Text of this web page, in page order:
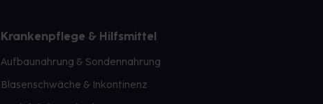
Krankenpflege & Hilfsmittel
Aufbaunahrung & Sondennahrung
Blasenschwäche & Inkontinenz